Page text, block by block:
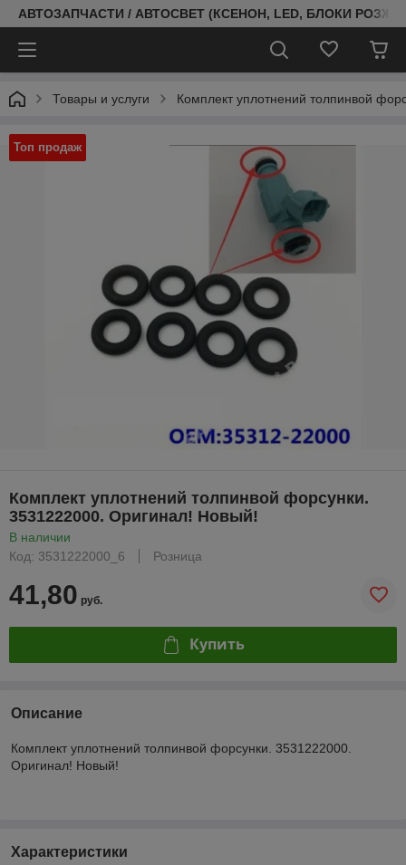
АВТОЗАПЧАСТИ / АВТОСВЕТ (КСЕНОН, LED, БЛОКИ
Товары и услуги Комплект уплотнений толпинвой
Топ продаж
Комплект уплотнений толпинвой форсунки.
3531222000. Оригинал! Новый!
В наличии
Код: 3531222000_6
Розница
41,80 руб.
Купить
Описание
Комплект уплотнений толпинвой форсунки. 3531222000.
Оригинал! Новый!
Характеристики